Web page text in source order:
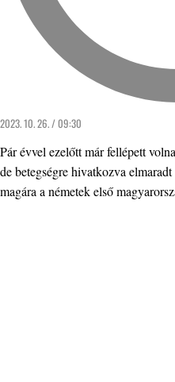
2023. 10. 26. / 09:30
Pár évvel ezelőtt már fellépett
de betegségre hivatkozva
magára a németek első